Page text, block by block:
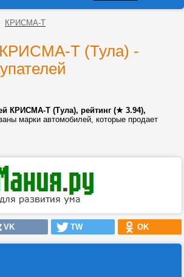
КРИСМА-Т
КРИСМА-Т (Тула) -
КРИСМА-Т (Тула), рейтинг (★ 3.94),
марки автомобилей, которые продает
TW OK